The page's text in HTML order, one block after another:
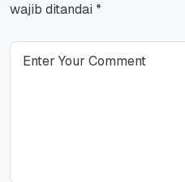
wajib ditandai *